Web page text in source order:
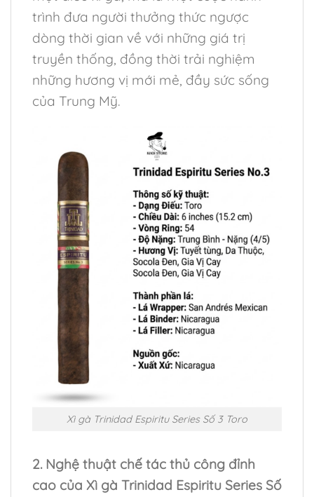
trình đưa người thưởng thức ngược
dòng thời gian về với những giá trị
truyền thống, đồng thời trải nghiệm
những hương vị mới mẻ, đầy sức sống
của Trung Mỹ.
Xì gà Trinidad Espiritu Series Số 3 Toro
2. Nghệ thuật chế tác thủ công đỉnh
cao của Xì gà Trinidad Espiritu Series Số